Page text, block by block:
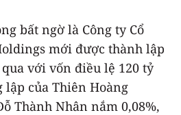
bất ngờ là Công ty Cổ
mới được thành lập
với vốn điều lệ 120 tỷ
lập của Thiên Hoàng
Thành Nhân nắm 0,08%,